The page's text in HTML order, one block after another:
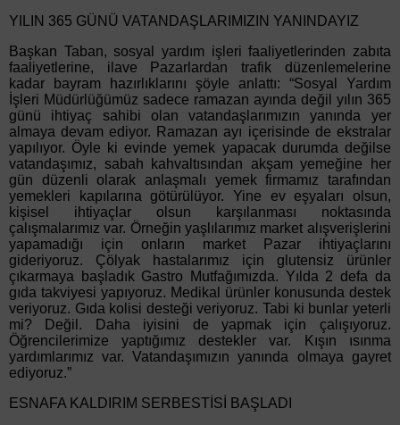
YILIN 365 GÜNÜ VATANDAŞLARIMIZIN YANINDAYIZ
Başkan Taban, sosyal yardım işleri faaliyetlerinden zabıta
faaliyetlerine, ilave Pazarlardan trafik düzenlemelerine
kadar bayram hazırlıklarını şöyle anlattı: “Sosyal Yardım
İşleri Müdürlüğümüz sadece ramazan ayında değil yılın 365
günü ihtiyaç sahibi olan vatandaşlarımızın yanında yer
almaya devam ediyor. Ramazan ayı içerisinde de ekstralar
yapılıyor. Öyle ki evinde yemek yapacak durumda değilse
vatandaşımız, sabah kahvaltısından akşam yemeğine her
gün düzenli olarak anlaşmalı yemek firmamız tarafından
yemekleri kapılarına götürülüyor. Yine ev eşyaları olsun,
kişisel ihtiyaçlar olsun karşılanması noktasında
çalışmalarımız var. Örneğin yaşlılarımız market alışverişlerini
yapamadığı için onların market Pazar ihtiyaçlarını
gideriyoruz. Çölyak hastalarımız için glutensiz ürünler
çıkarmaya başladık Gastro Mutfağımızda. Yılda 2 defa da
gıda takviyesi yapıyoruz. Medikal ürünler konusunda destek
veriyoruz. Gıda kolisi desteği veriyoruz. Tabi ki bunlar yeterli
mi? Değil. Daha iyisini de yapmak için çalışıyoruz.
Öğrencilerimize yaptığımız destekler var. Kışın ısınma
yardımlarımız var. Vatandaşımızın yanında olmaya gayret
ediyoruz.”
ESNAFA KALDIRIM SERBESTİSİ BAŞLADI